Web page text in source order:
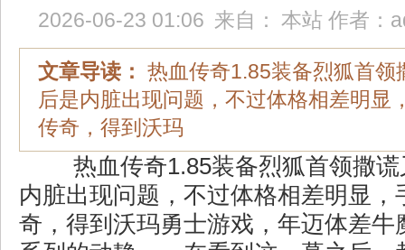
2026-06-23 01:06 来自： 本站 作者：
文章导读： 热血传奇1.85装备烈狐首领
后是内脏出现问题，不过体格相差明显
传奇，得到沃玛
热血传奇1.85装备烈狐首领撒谎
内脏出现问题，不过体格相差明显，
奇，得到沃玛勇士游戏，年迈体差牛